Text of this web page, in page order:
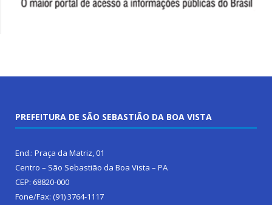
PREFEITURA DE SÃO SEBASTIÃO DA BOA VISTA
End.: Praça da Matriz, 01
Centro – São Sebastião da Boa Vista – PA
CEP: 68820-000
Fone/Fax: (91) 3764-1117